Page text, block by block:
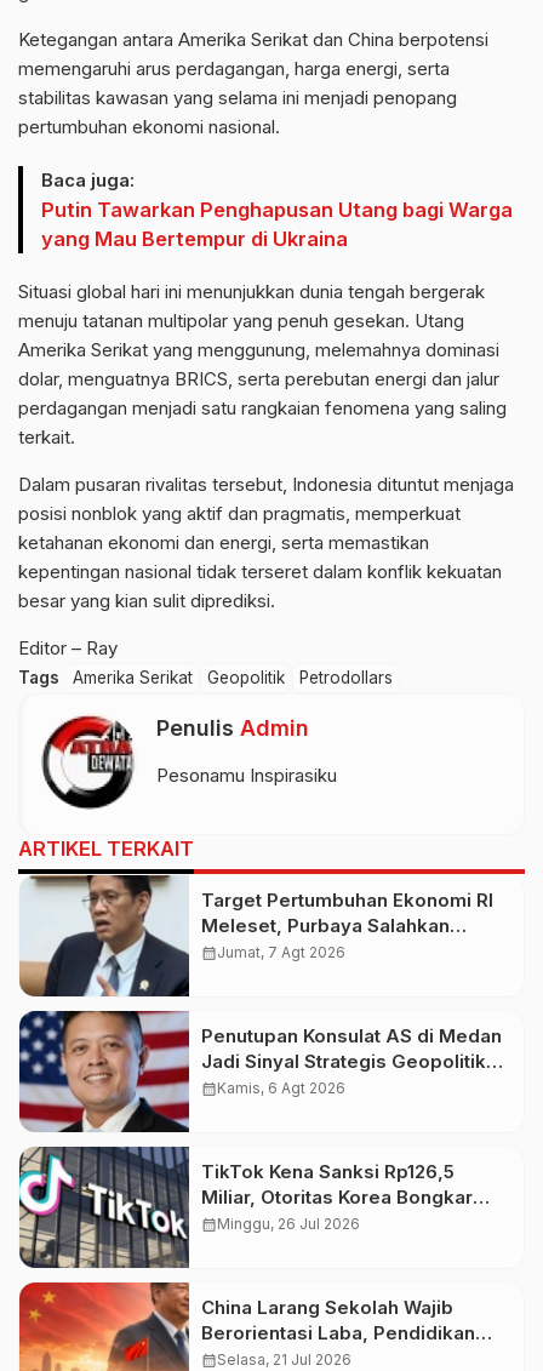
Ketegangan antara Amerika Serikat dan China berpotensi
memengaruhi arus perdagangan, harga energi, serta
stabilitas kawasan yang selama ini menjadi penopang
pertumbuhan ekonomi nasional.
Baca juga:
Putin Tawarkan Penghapusan Utang bagi Warga
yang Mau Bertempur di Ukraina
Situasi global hari ini menunjukkan dunia tengah bergerak
menuju tatanan multipolar yang penuh gesekan. Utang
Amerika Serikat yang menggunung, melemahnya dominasi
dolar, menguatnya BRICS, serta perebutan energi dan jalur
perdagangan menjadi satu rangkaian fenomena yang saling
terkait.
Dalam pusaran rivalitas tersebut, Indonesia dituntut menjaga
posisi nonblok yang aktif dan pragmatis, memperkuat
ketahanan ekonomi dan energi, serta memastikan
kepentingan nasional tidak terseret dalam konflik kekuatan
besar yang kian sulit diprediksi.
Editor – Ray
Tags Amerika Serikat Geopolitik Petrodollars
Penulis Admin
Pesonamu Inspirasiku
ARTIKEL TERKAIT
Target Pertumbuhan Ekonomi RI
Meleset, Purbaya Salahkan
Lonjakan Harga Minyak Dunia
calendar_monthJumat, 7 Agt 2026
Penutupan Konsulat AS di Medan
Jadi Sinyal Strategis Geopolitik
Baru bagi Indonesia
calendar_monthKamis, 6 Agt 2026
TikTok Kena Sanksi Rp126,5
Miliar, Otoritas Korea Bongkar
Pelanggaran Data Pribadi
calendar_monthMinggu, 26 Jul 2026
China Larang Sekolah Wajib
Berorientasi Laba, Pendidikan
Bukan Ladang Bisnis
calendar_monthSelasa, 21 Jul 2026